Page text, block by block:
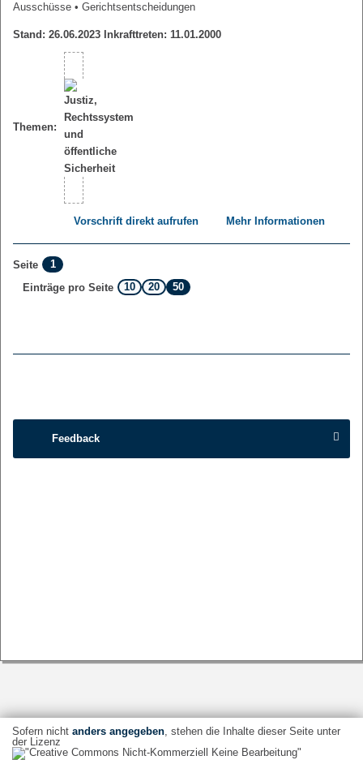
Ausschüsse • Gerichtsentscheidungen
Stand: 26.06.2023 Inkrafttreten: 11.01.2000
Themen:
Vorschrift direkt aufrufen Mehr Informationen
Seite
1
Einträge pro Seite
10 20 50
Feedback
Sofern nicht anders angegeben, stehen die Inhalte dieser Seite unter
der Lizenz